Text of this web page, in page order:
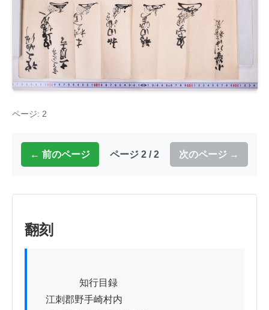
ページ: 2
← 前のページ ページ 2 / 2 次のページ →
翻刻
江刺郡野手崎村内